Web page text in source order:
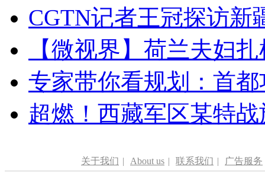
CGTN记者王冠探访新
【微视界】荷兰夫妇
专家带你看规划：首
超燃！西藏军区某特
关于我们 | About us | 联系我们 | 广告服务